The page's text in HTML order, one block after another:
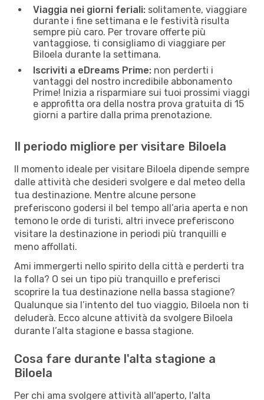
Viaggia nei giorni feriali: solitamente, viaggiare
durante i fine settimana e le festività risulta
sempre più caro. Per trovare offerte più
vantaggiose, ti consigliamo di viaggiare per
Biloela durante la settimana.
Iscriviti a eDreams Prime: non perderti i
vantaggi del nostro incredibile abbonamento
Prime! Inizia a risparmiare sui tuoi prossimi viaggi
e approfitta ora della nostra prova gratuita di 15
giorni a partire dalla prima prenotazione.
Il periodo migliore per visitare Biloela
Il momento ideale per visitare Biloela dipende sempre
dalle attività che desideri svolgere e dal meteo della
tua destinazione. Mentre alcune persone
preferiscono godersi il bel tempo all’aria aperta e non
temono le orde di turisti, altri invece preferiscono
visitare la destinazione in periodi più tranquilli e
meno affollati.
Ami immergerti nello spirito della città e perderti tra
la folla? O sei un tipo più tranquillo e preferisci
scoprire la tua destinazione nella bassa stagione?
Qualunque sia l’intento del tuo viaggio, Biloela non ti
deluderà. Ecco alcune attività da svolgere Biloela
durante l’alta stagione e bassa stagione.
Cosa fare durante l'alta stagione a
Biloela
Per chi ama svolgere attività all'aperto, l'alta